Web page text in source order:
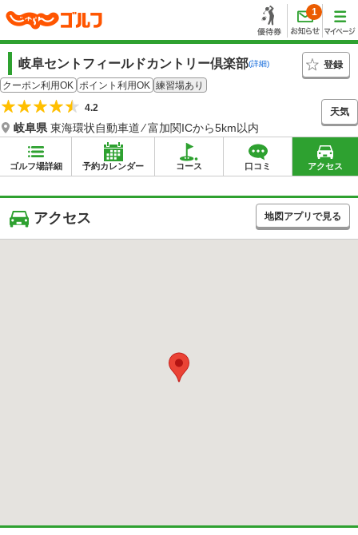
1
岐阜セントフィールドカントリー倶楽部(詳細)
登録
クーポン利用OK ポイント利用OK 練習場あり
4.2
岐阜県 東海環状自動車道 ⁄ 富加関ICから5km以内
天気
ゴルフ場詳細 予約カレンダー コース 口コミ アクセス
アクセス 地図アプリで見る